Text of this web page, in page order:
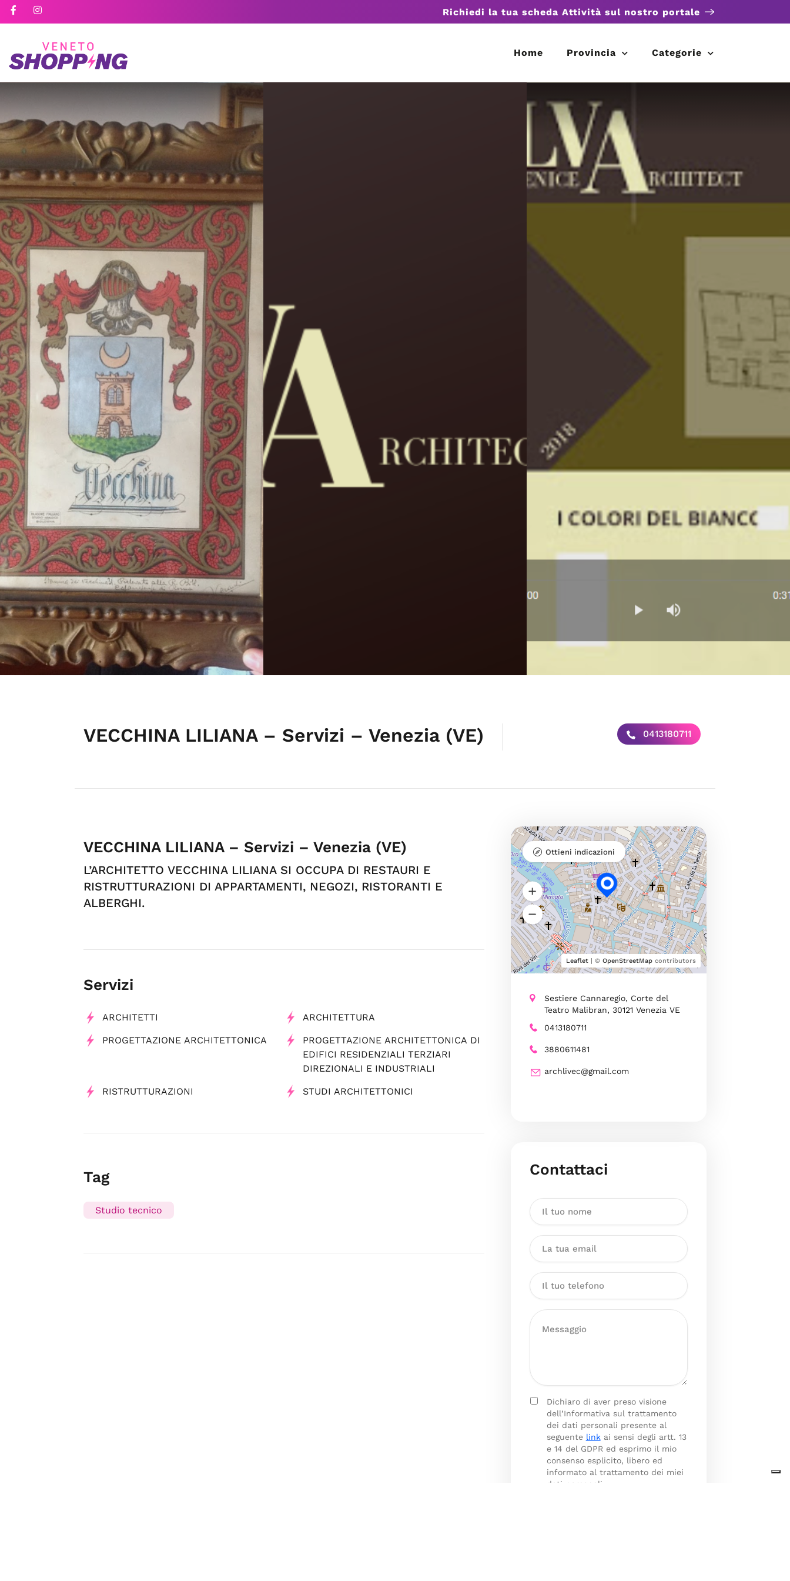
Richiedi la tua scheda Attività sul nostro portale
Home Provincia Categorie
VECCHINA LILIANA – Servizi – Venezia (VE) 0413180711
VECCHINA LILIANA – Servizi – Venezia (VE)
L’ARCHITETTO VECCHINA LILIANA SI OCCUPA DI RESTAURI E
RISTRUTTURAZIONI DI APPARTAMENTI, NEGOZI, RISTORANTI E
ALBERGHI.
Servizi
ARCHITETTI ARCHITETTURA
PROGETTAZIONE ARCHITETTONICA
PROGETTAZIONE ARCHITETTONICA DI
EDIFICI RESIDENZIALI TERZIARI
DIREZIONALI E INDUSTRIALI
RISTRUTTURAZIONI STUDI ARCHITETTONICI
Tag
Studio tecnico
Leaflet| © OpenStreetMapcontributors
Ottieni indicazioni
Sestiere Cannaregio, Corte del
Teatro Malibran, 30121 Venezia VE
0413180711
3880611481
archlivec@gmail.com
Contattaci
Dichiaro di aver preso visione
dell’Informativa sul trattamento
dei dati personali presente al
seguente linkai sensi degli artt. 13
e 14 del GDPR ed esprimo il mio
consenso esplicito, libero ed
informato al trattamento dei miei
dati personali.